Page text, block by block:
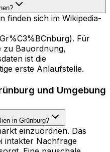
finden sich im Wikipedia-
Für
zu Bauordnung,
ist die
erste Anlaufstelle.
und Umgebung
in Grünburg?
einzuordnen. Das
intakter Nachfrage